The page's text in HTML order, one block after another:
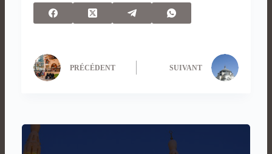
PRÉCÉDENT SUIVANT